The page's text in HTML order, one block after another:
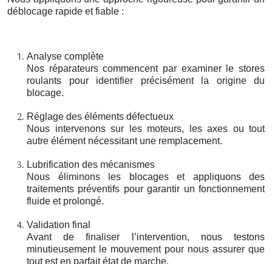
déblocage rapide et fiable :
Analyse complète
Nos réparateurs commencent par examiner le stores
roulants pour identifier précisément la origine du
blocage.
Réglage des éléments défectueux
Nous intervenons sur les moteurs, les axes ou tout
autre élément nécessitant une remplacement.
Lubrification des mécanismes
Nous éliminons les blocages et appliquons des
traitements préventifs pour garantir un fonctionnement
fluide et prolongé.
Validation final
Avant de finaliser l’intervention, nous testons
minutieusement le mouvement pour nous assurer que
tout est en parfait état de marche.